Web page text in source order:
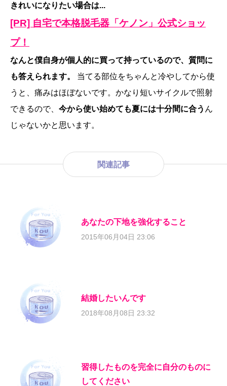
きれいになりたい場合は...
[PR] 自宅で本格脱毛器「ケノン」公式ショッ
プ！
なんと僕自身が個人的に買って持っているので、質問に
も答えられます。
当てる部位をちゃんと冷やしてから使
うと、痛みはほぼないです。かなり短いサイクルで照射
できるので、 今から使い始めても夏には十分間に合う ん
じゃないかと思います。
関連記事
あなたの下地を強化すること
2015年06月04日 23:06
結婚したいんです
2018年08月08日 23:32
習得したものを完全に自分のものに
してください